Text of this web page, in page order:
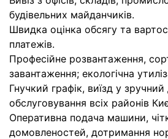
будівельних майданчиків.
Швидка оцінка обсягу та
платежів.
Професійне розвантаження,
завантаження; екологічна
Гнучкий графік, виїзд у
обслуговування всіх районів
Оперативна подача машини,
домовленостей, дотримання